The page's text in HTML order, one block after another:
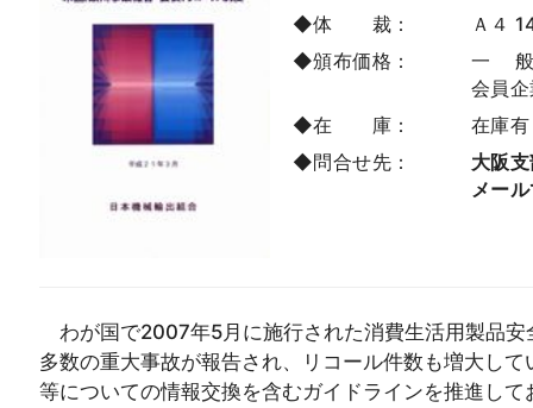
◆体 裁：
Ａ４
◆頒布価格：
一 般
会員
◆在 庫：
在庫
◆問合せ先：
大阪
メー
わが国で2007年5月に施行された消費生活用製品安
多数の重大事故が報告され、リコール件数も増大し
等についての情報交換を含むガイドラインを推進し